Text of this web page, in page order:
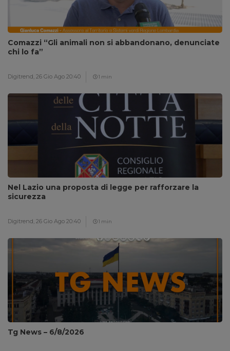
Comazzi “Gli animali non si abbandonano, denunciate
chi lo fa”
Digitrend, 26 Gio Ago 20:40 1 min
Nel Lazio una proposta di legge per rafforzare la
sicurezza
Digitrend, 26 Gio Ago 20:40 1 min
Tg News – 6/8/2026